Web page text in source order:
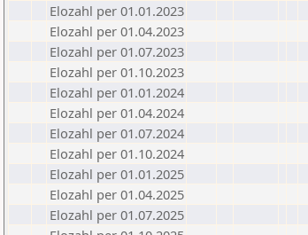
Elozahl per 01.01.2023
Elozahl per 01.04.2023
Elozahl per 01.07.2023
Elozahl per 01.10.2023
Elozahl per 01.01.2024
Elozahl per 01.04.2024
Elozahl per 01.07.2024
Elozahl per 01.10.2024
Elozahl per 01.01.2025
Elozahl per 01.04.2025
Elozahl per 01.07.2025